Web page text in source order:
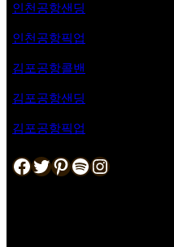
인천공항샌딩
인천공항픽업
김포공항콜밴
김포공항샌딩
김포공항픽업
Facebook Twitter Pinterest Spotify Instagram